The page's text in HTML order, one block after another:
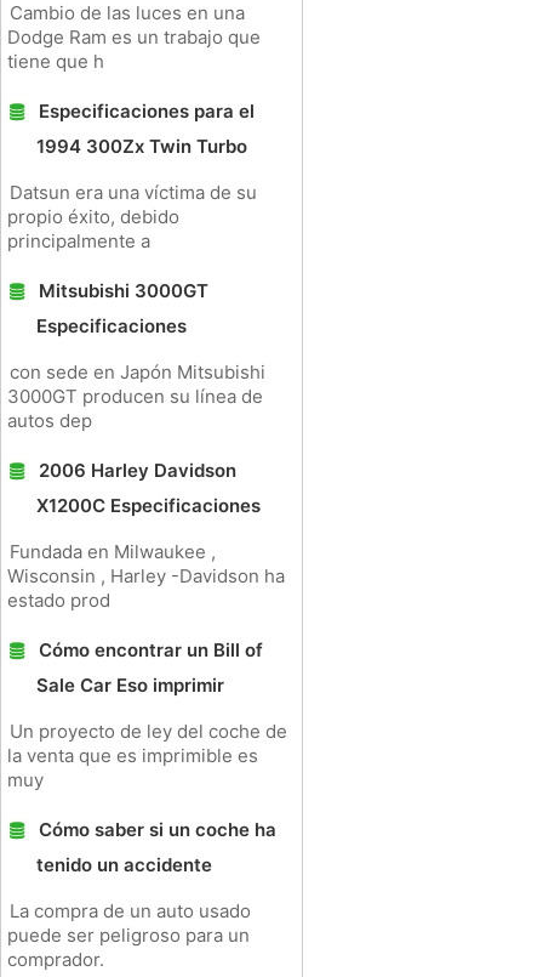
Cambio de las luces en una
Dodge Ram es un trabajo que
tiene que h
Especificaciones para el
1994 300Zx Twin Turbo
Datsun era una víctima de su
propio éxito, debido
principalmente a
Mitsubishi 3000GT
Especificaciones
con sede en Japón Mitsubishi
3000GT producen su línea de
autos dep
2006 Harley Davidson
X1200C Especificaciones
Fundada en Milwaukee ,
Wisconsin , Harley -Davidson ha
estado prod
Cómo encontrar un Bill of
Sale Car Eso imprimir
Un proyecto de ley del coche de
la venta que es imprimible es
muy
Cómo saber si un coche ha
tenido un accidente
La compra de un auto usado
puede ser peligroso para un
comprador.